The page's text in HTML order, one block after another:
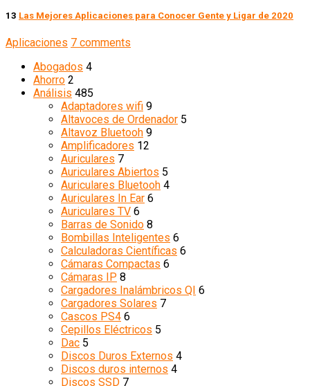
13 Las Mejores Aplicaciones para Conocer Gente y Ligar de 2020
Aplicaciones 7 comments
Abogados 4
Ahorro 2
Análisis 485
Adaptadores wifi 9
Altavoces de Ordenador 5
Altavoz Bluetooh 9
Amplificadores 12
Auriculares 7
Auriculares Abiertos 5
Auriculares Bluetooh 4
Auriculares In Ear 6
Auriculares TV 6
Barras de Sonido 8
Bombillas Inteligentes 6
Calculadoras Científicas 6
Cámaras Compactas 6
Cámaras IP 8
Cargadores Inalámbricos QI 6
Cargadores Solares 7
Cascos PS4 6
Cepillos Eléctricos 5
Dac 5
Discos Duros Externos 4
Discos duros internos 4
Discos SSD 7